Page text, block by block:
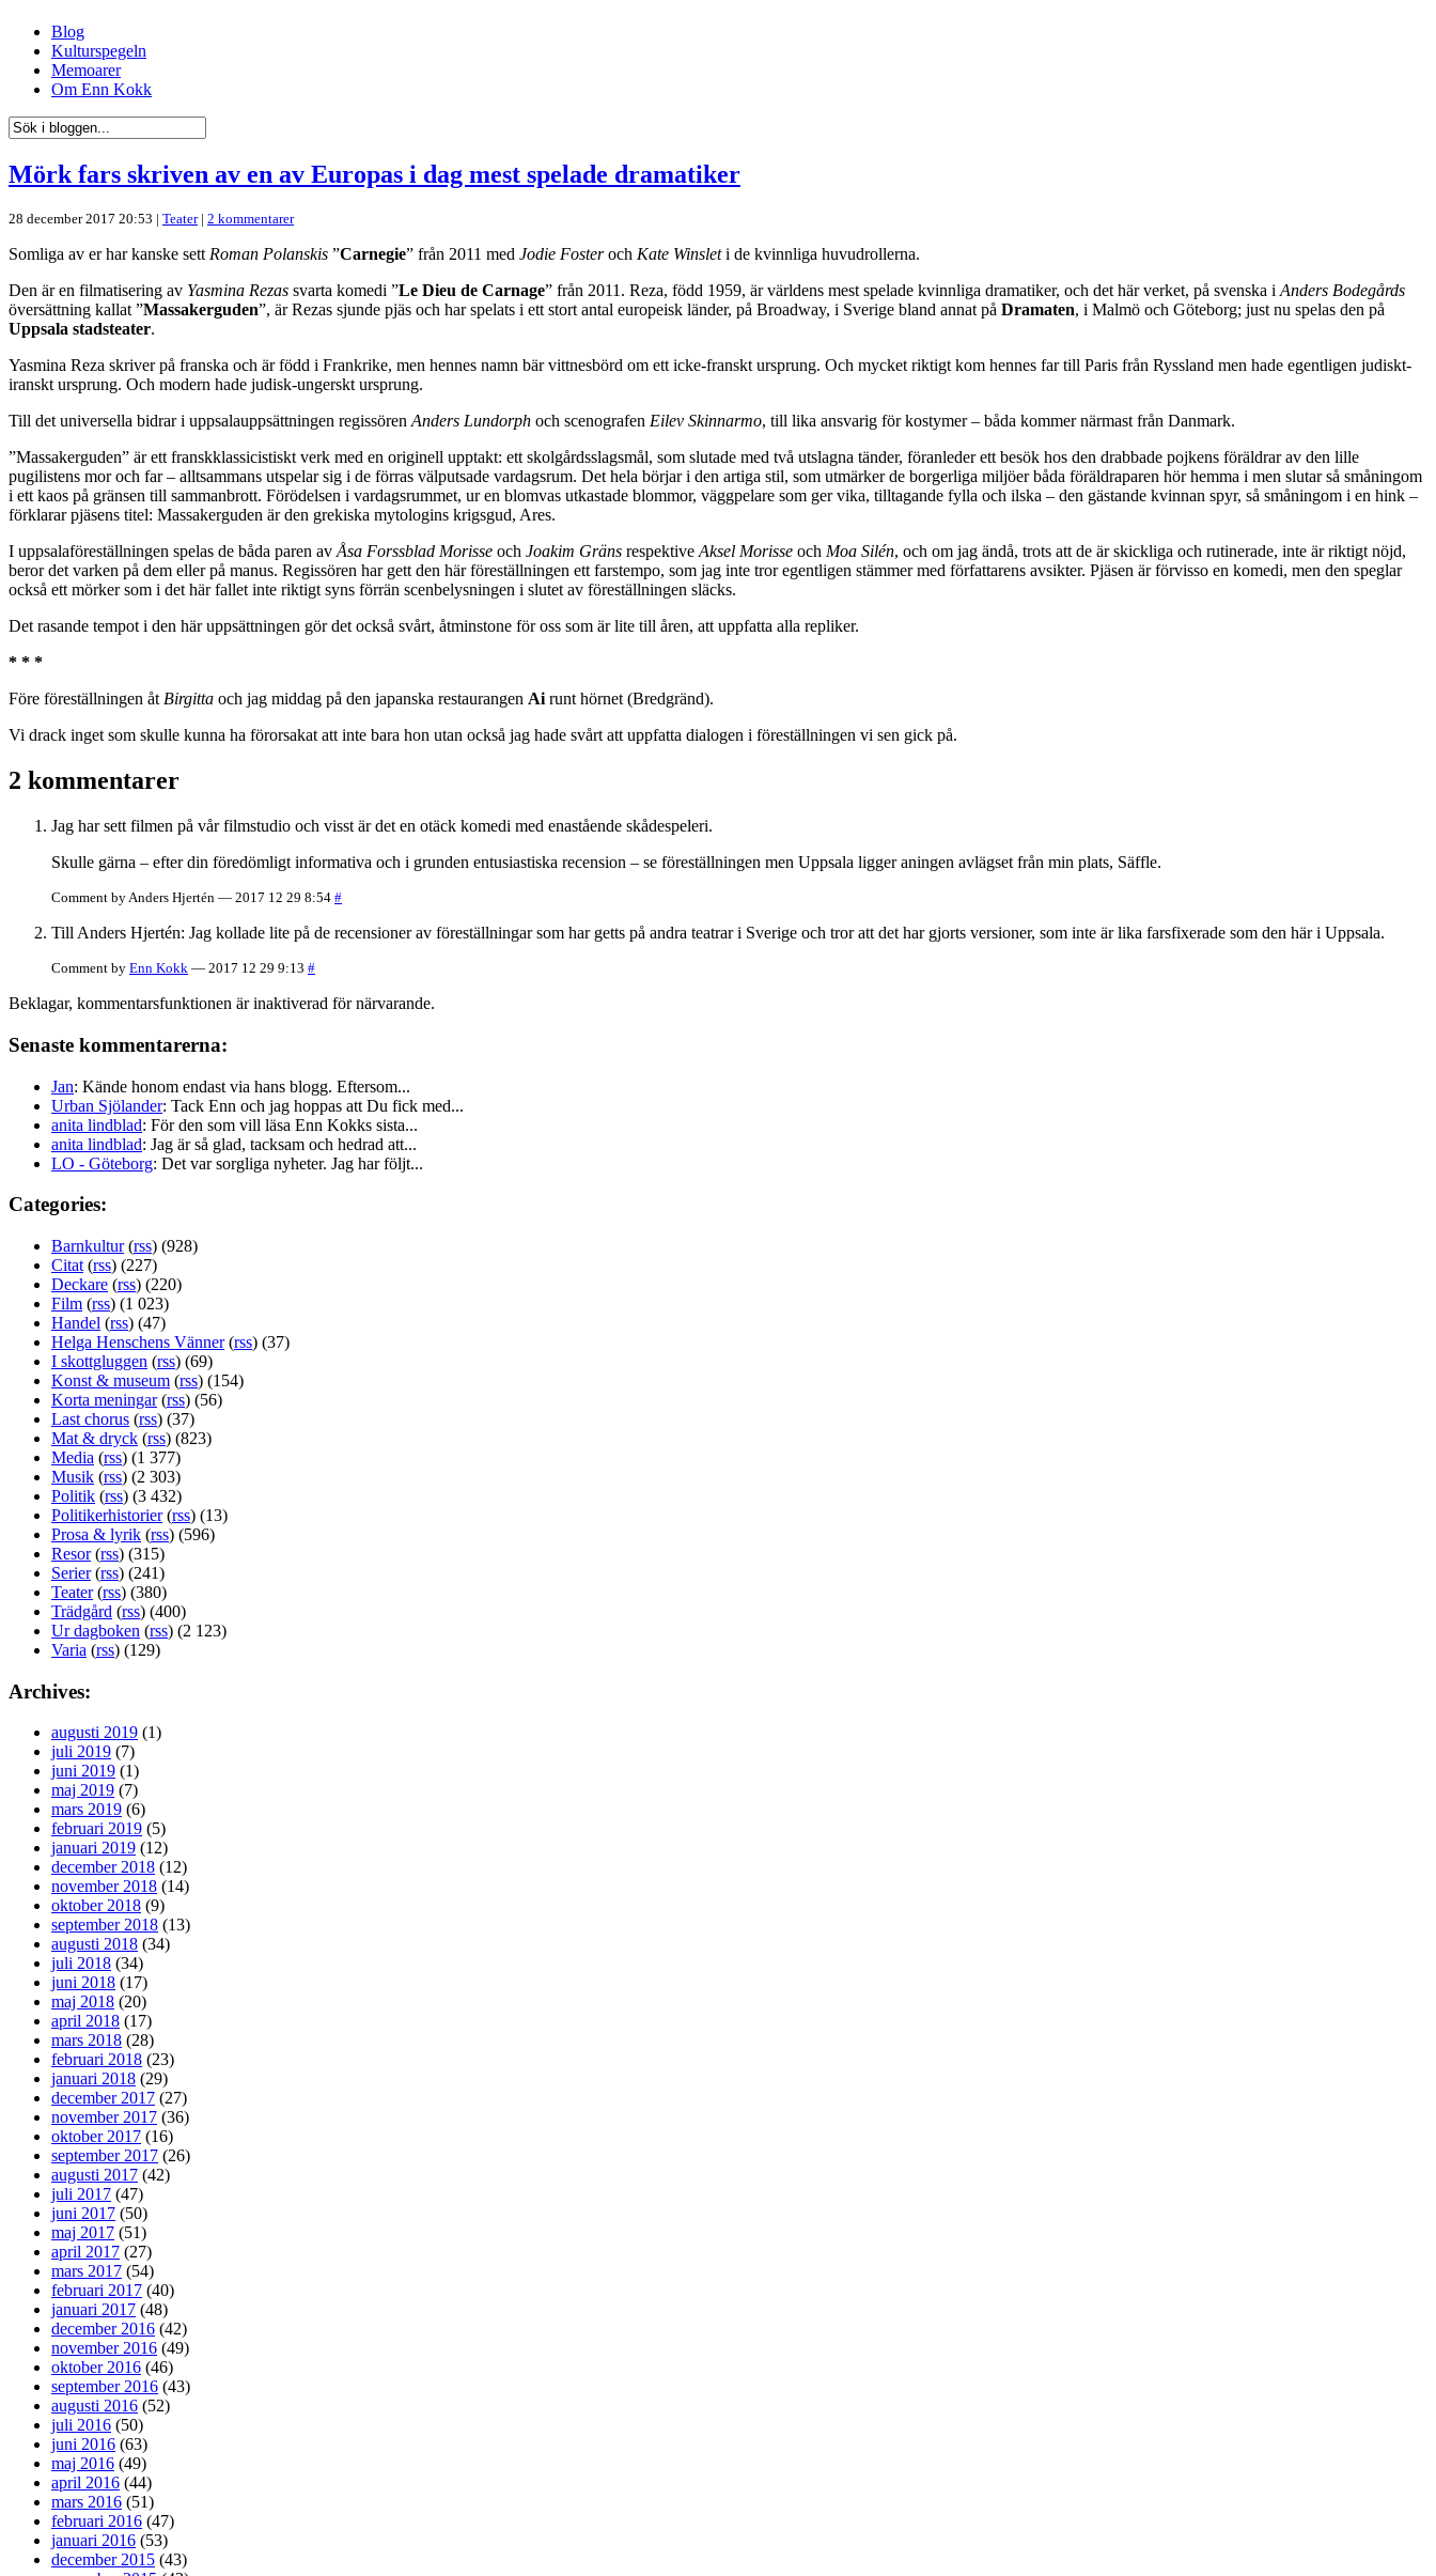
Blog
Kulturspegeln
Memoarer
Om Enn Kokk
Mörk fars skriven av en av Europas i dag mest spelade dramatiker
28 december 2017 20:53 | Teater| 2 kommentarer
Somliga av er har kanske sett Roman Polanskis ”Carnegie” från 2011 med Jodie Fosteroch Kate Winsleti de kvinnliga huvudrollerna.
Den är en filmatisering av Yasmina Rezas svarta komedi ”Le Dieu de Carnage” från 2011. Reza, född 1959, är världens mest spelade kvinnliga dramatiker, och det här verket, på svenska i Anders Bodegårds
översättning kallat ”Massakerguden”, är Rezas sjunde pjäs och har spelats i ett stort antal europeisk länder, på Broadway, i Sverige bland annat på Dramaten, i Malmö och Göteborg; just nu spelas den på
Uppsala stadsteater.
Yasmina Reza skriver på franska och är född i Frankrike, men hennes namn bär vittnesbörd om ett icke-franskt ursprung. Och mycket riktigt kom hennes far till Paris från Ryssland men hade egentligen judiskt-
iranskt ursprung. Och modern hade judisk-ungerskt ursprung.
Till det universella bidrar i uppsalauppsättningen regissören Anders Lundorph och scenografen Eilev Skinnarmo, till lika ansvarig för kostymer – båda kommer närmast från Danmark.
”Massakerguden” är ett franskklassicistiskt verk med en originell upptakt: ett skolgårdsslagsmål, som slutade med två utslagna tänder, föranleder ett besök hos den drabbade pojkens föräldrar av den lille
pugilistens mor och far – alltsammans utspelar sig i de förras välputsade vardagsrum. Det hela börjar i den artiga stil, som utmärker de borgerliga miljöer båda föräldraparen hör hemma i men slutar så småningom
i ett kaos på gränsen till sammanbrott. Förödelsen i vardagsrummet, ur en blomvas utkastade blommor, väggpelare som ger vika, tilltagande fylla och ilska – den gästande kvinnan spyr, så småningom i en hink –
förklarar pjäsens titel: Massakerguden är den grekiska mytologins krigsgud, Ares.
I uppsalaföreställningen spelas de båda paren av Åsa Forssblad Morisse och Joakim Gräns respektive Aksel Morisse och Moa Silén, och om jag ändå, trots att de är skickliga och rutinerade, inte är riktigt nöjd,
beror det varken på dem eller på manus. Regissören har gett den här föreställningen ett farstempo, som jag inte tror egentligen stämmer med författarens avsikter. Pjäsen är förvisso en komedi, men den speglar
också ett mörker som i det här fallet inte riktigt syns förrän scenbelysningen i slutet av föreställningen släcks.
Det rasande tempot i den här uppsättningen gör det också svårt, åtminstone för oss som är lite till åren, att uppfatta alla repliker.
* * *
Före föreställningen åt Birgitta och jag middag på den japanska restaurangen Ai runt hörnet (Bredgränd).
Vi drack inget som skulle kunna ha förorsakat att inte bara hon utan också jag hade svårt att uppfatta dialogen i föreställningen vi sen gick på.
2 kommentarer
Jag har sett filmen på vår filmstudio och visst är det en otäck komedi med enastående skådespeleri.
Skulle gärna – efter din föredömligt informativa och i grunden entusiastiska recension – se föreställningen men Uppsala ligger aningen avlägset från min plats, Säffle.
Comment by Anders Hjertén — 2017 12 29 8:54 #
Till Anders Hjertén: Jag kollade lite på de recensioner av föreställningar som har getts på andra teatrar i Sverige och tror att det har gjorts versioner, som inte är lika farsfixerade som den här i Uppsala.
Comment by Enn Kokk — 2017 12 29 9:13 #
Beklagar, kommentarsfunktionen är inaktiverad för närvarande.
Senaste kommentarerna:
Jan: Kände honom endast via hans blogg. Eftersom...
Urban Sjölander: Tack Enn och jag hoppas att Du fick med...
anita lindblad: För den som vill läsa Enn Kokks sista...
anita lindblad: Jag är så glad, tacksam och hedrad att...
LO - Göteborg: Det var sorgliga nyheter. Jag har följt...
Categories:
Barnkultur(rss) (928)
Citat (rss) (227)
Deckare (rss) (220)
Film (rss) (1 023)
Handel (rss) (47)
Helga Henschens Vänner(rss) (37)
I skottgluggen (rss) (69)
Konst & museum (rss) (154)
Korta meningar(rss) (56)
Last chorus (rss) (37)
Mat & dryck (rss) (823)
Media (rss) (1 377)
Musik (rss) (2 303)
Politik (rss) (3 432)
Politikerhistorier(rss) (13)
Prosa & lyrik (rss) (596)
Resor(rss) (315)
Serier(rss) (241)
Teater(rss) (380)
Trädgård (rss) (400)
Ur dagboken (rss) (2 123)
Varia (rss) (129)
Archives:
augusti 2019 (1)
juli 2019 (7)
juni 2019 (1)
maj 2019 (7)
mars 2019 (6)
februari 2019 (5)
januari 2019 (12)
december 2018 (12)
november 2018 (14)
oktober 2018 (9)
september 2018 (13)
augusti 2018 (34)
juli 2018 (34)
juni 2018 (17)
maj 2018 (20)
april 2018 (17)
mars 2018 (28)
februari 2018 (23)
januari 2018 (29)
december 2017 (27)
november 2017 (36)
oktober 2017 (16)
september 2017 (26)
augusti 2017 (42)
juli 2017 (47)
juni 2017 (50)
maj 2017 (51)
april 2017 (27)
mars 2017 (54)
februari 2017 (40)
januari 2017 (48)
december 2016 (42)
november 2016 (49)
oktober 2016 (46)
september 2016 (43)
augusti 2016 (52)
juli 2016 (50)
juni 2016 (63)
maj 2016 (49)
april 2016 (44)
mars 2016 (51)
februari 2016 (47)
januari 2016 (53)
december 2015 (43)